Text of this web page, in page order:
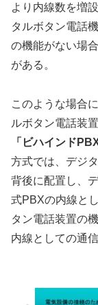
より内線数を増
タルボタン電話
の機能がない場
がある。
このような場合
ルボタン電話装
「ビハインドPBX
方式では、デジ
背後に配置し、
式PBXの内線と
タン電話装置の
内線としての通